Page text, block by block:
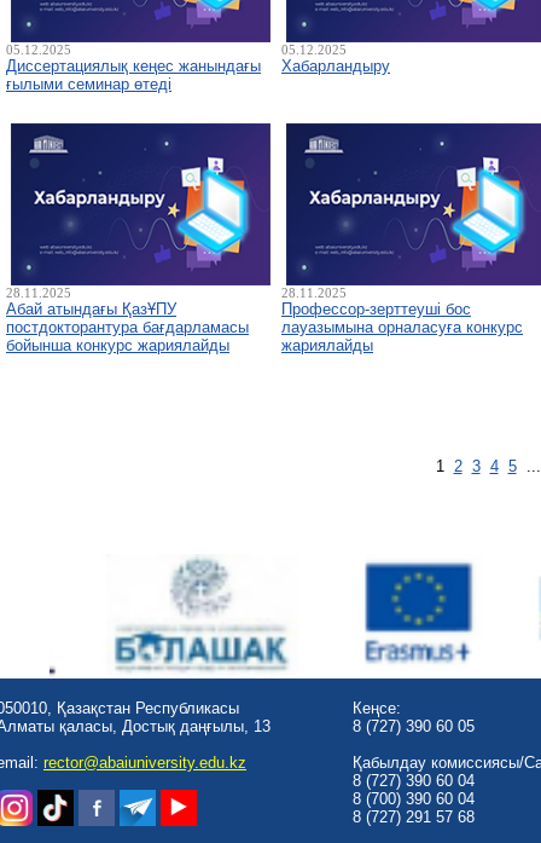
05.12.2025
Диссертациялық кеңес жанындағы
ғылыми семинар өтеді
05.12.2025
Хабарландыру
28.11.2025
Абай атындағы ҚазҰПУ
постдокторантура бағдарламасы
бойынша конкурс жариялайды
28.11.2025
Профессор-зерттеуші бос
лауазымына орналасуға конкурс
жариялайды
1 2 3 4 5
Қазақстан Республикасы
қаласы, Достық даңғылы, 13
rector@abaiuniversity.edu.kz
Кеңсе:
8 (727) 390 60 05
Қабылдау комиссиясы/
8 (727) 390 60 04
8 (700) 390 60 04
8 (727) 291 57 68